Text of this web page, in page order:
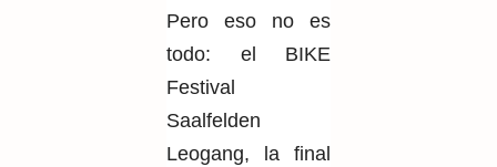
Pero eso no es
todo: el BIKE
Festival
Saalfelden
Leogang, la final